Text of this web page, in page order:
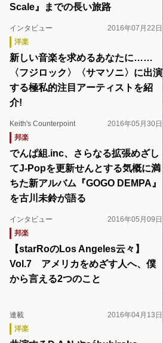
Scale』までの長い旅路
インタビュー
2016年07月22日
洋楽
新しい音楽を求めるあなたに……
〈フジロック〉〈サマソニ〉に出演
する極私的注目アーティストを紹
介!
Keith's Counterpoint
2016年05月30日
邦楽
でんぱ組.inc、さらなる拡張めざし
てJ-Popを更新せんとする気概に満
ちた新アルバム『GOGO DEMPA』
を古川未鈴が語る
インタビュー
2016年05月09日
邦楽
【starRoのLos Angeles云々】
Vol.7 アメリカをめざす人へ、僕
から言える2つのこと
連載
2016年04月13日
洋楽